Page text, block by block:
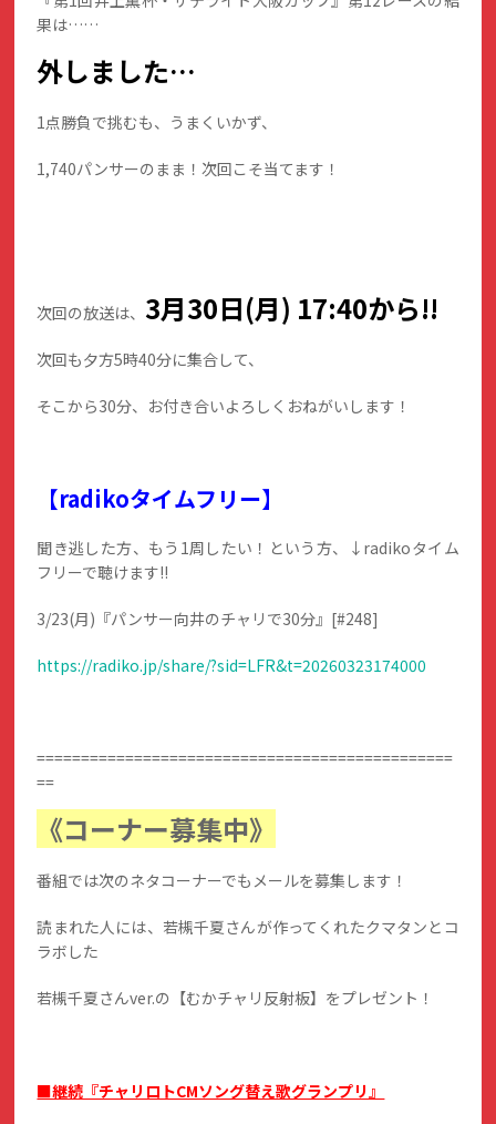
果は……
外しました…
1点勝負で挑むも、うまくいかず、
1,740パンサーのまま！次回こそ当てます！
次回の放送は、 3月30日(月) 17:40から!!
次回も夕方5時40分に集合して、
そこから30分、お付き合いよろしくおねがいします！
【radikoタイムフリー】
聞き逃した方、もう1周したい！という方、↓radikoタイム
フリーで聴けます!!
3/23(月)『パンサー向井のチャリで30分』[#248]
https://radiko.jp/share/?sid=LFR&t=20260323174000
===============================================
==
《コーナー募集中》
番組では次のネタコーナーでもメールを募集します！
読まれた人には、若槻千夏さんが作ってくれたクマタンとコ
ラボした
若槻千夏さんver.の【むかチャリ反射板】をプレゼント！
■継続『チャリロトCMソング替え歌グランプリ』